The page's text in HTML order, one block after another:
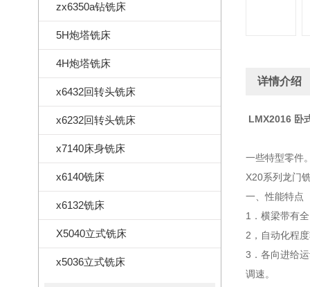
zx6350a钻铣床
5H炮塔铣床
4H炮塔铣床
x6432回转头铣床
x6232回转头铣床
x7140床身铣床
x6140铣床
x6132铣床
X5040立式铣床
x5036立式铣床
详情介绍
LMX2016 卧
一些特型零件
X20系列龙门
一、性能特点
1．横梁带有
2，自动化程
3．各向进给
调速。